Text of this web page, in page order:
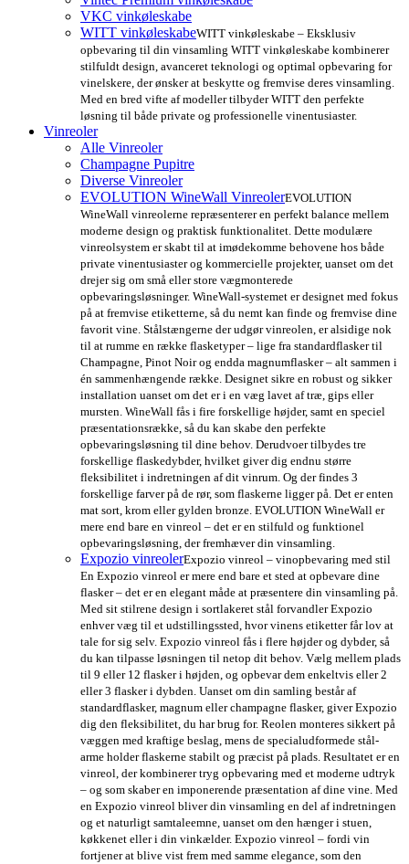
VKC vinkøleskabe
WITT vinkøleskabeWITT vinkøleskabe – Eksklusiv
opbevaring til din vinsamling WITT vinkøleskabe kombinerer
stilfuldt design, avanceret teknologi og optimal opbevaring for
vinelskere, der ønsker at beskytte og fremvise deres vinsamling.
Med en bred vifte af modeller tilbyder WITT den perfekte
løsning til både private og professionelle vinentusiaster.
Vinreoler
Alle Vinreoler
Champagne Pupitre
Diverse Vinreoler
EVOLUTION WineWall VinreolerEVOLUTION
WineWall vinreolerne repræsenterer en perfekt balance mellem
moderne design og praktisk funktionalitet. Dette modulære
vinreolsystem er skabt til at imødekomme behovene hos både
private vinentusiaster og kommercielle projekter, uanset om det
drejer sig om små eller store vægmonterede
opbevaringsløsninger. WineWall-systemet er designet med fokus
på at fremvise etiketterne, så du nemt kan finde og fremvise dine
favorit vine. Stålstængerne der udgør vinreolen, er alsidige nok
til at rumme en række flasketyper – lige fra standardflasker til
Champagne, Pinot Noir og endda magnumflasker – alt sammen i
én sammenhængende række. Designet sikre en robust og sikker
installation uanset om det er i en væg lavet af træ, gips eller
mursten. WineWall fås i fire forskellige højder, samt en speciel
præsentationsrække, så du kan skabe den perfekte
opbevaringsløsning til dine behov. Derudvoer tilbydes tre
forskellige flaskedybder, hvilket giver dig endnu større
fleksibilitet i indretningen af dit vinrum. Og der findes 3
forskellige farver på de rør, som flaskerne ligger på. Det er enten
mat sort, krom eller gylden bronze. EVOLUTION WineWall er
mere end bare en vinreol – det er en stilfuld og funktionel
opbevaringsløsning, der fremhæver din vinsamling.
Expozio vinreolerExpozio vinreol – vinopbevaring med stil
En Expozio vinreol er mere end bare et sted at opbevare dine
flasker – det er en elegant måde at præsentere din vinsamling på.
Med sit stilrene design i sortlakeret stål forvandler Expozio
enhver væg til et udstillingssted, hvor vinens etiketter får lov at
tale for sig selv. Expozio vinreol fås i flere højder og dybder, så
du kan tilpasse løsningen til netop dit behov. Vælg mellem plads
til 9 eller 12 flasker i højden, og opbevar dem enkeltvis eller 2
eller 3 flasker i dybden. Uanset om din samling består af
standardflasker, magnum eller champagne flasker, giver Expozio
dig den fleksibilitet, du har brug for. Reolen monteres sikkert på
væggen med kraftige beslag, mens de specialudformede stål-
arme holder flaskerne stabilt og præcist på plads. Resultatet er en
vinreol, der kombinerer tryg opbevaring med et moderne udtryk
– og som skaber en imponerende præsentation af dine vine. Med
en Expozio vinreol bliver din vinsamling en del af indretningen
og et naturligt samtaleemne, uanset om den hænger i stuen,
køkkenet eller i din vinkælder. Expozio vinreol – fordi vin
fortjener at blive vist frem med samme elegance, som den